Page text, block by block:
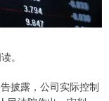
。
披露，公司实际控制